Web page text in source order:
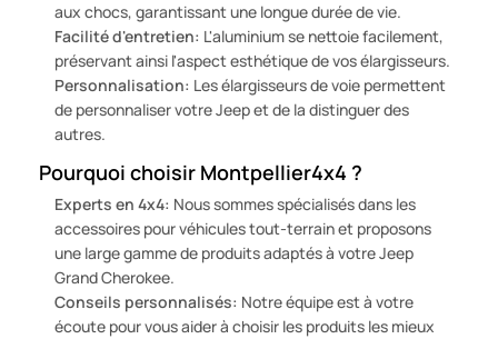
aux chocs, garantissant une longue durée de vie.
Facilité d'entretien: L'aluminium se nettoie facilement,
préservant ainsi l'aspect esthétique de vos élargisseurs.
Personnalisation: Les élargisseurs de voie permettent
de personnaliser votre Jeep et de la distinguer des
autres.
Pourquoi choisir Montpellier4x4 ?
Experts en 4x4: Nous sommes spécialisés dans les
accessoires pour véhicules tout-terrain et proposons
une large gamme de produits adaptés à votre Jeep
Grand Cherokee.
Conseils personnalisés: Notre équipe est à votre
écoute pour vous aider à choisir les produits les mieux